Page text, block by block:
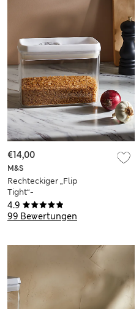
4.9
99 Bewertungen
M&S
Rechteckiger „Flip
Tight“-
Lebensmittelbehälter
1,8 l
€14,00